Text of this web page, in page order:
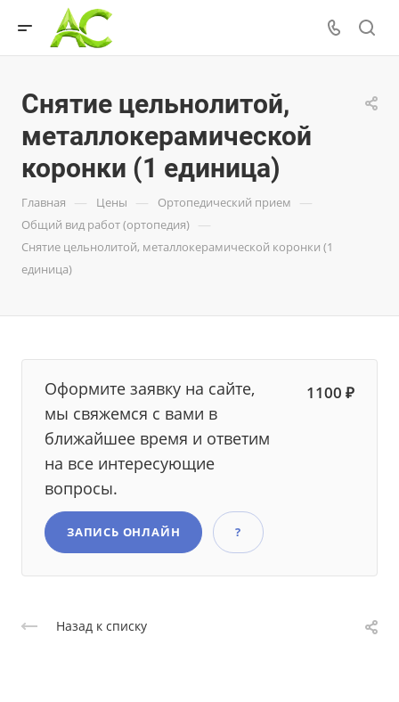
Снятие цельнолитой,
металлокерамической
коронки (1 единица)
Главная — Цены — Ортопедический прием —
Общий вид работ (ортопедия) —
Снятие цельнолитой, металлокерамической коронки (1
единица)
Оформите заявку на сайте,
мы свяжемся с вами в
ближайшее время и ответим
на все интересующие
вопросы.
1100 ₽
ЗАПИСЬ ОНЛАЙН ?
Назад к списку